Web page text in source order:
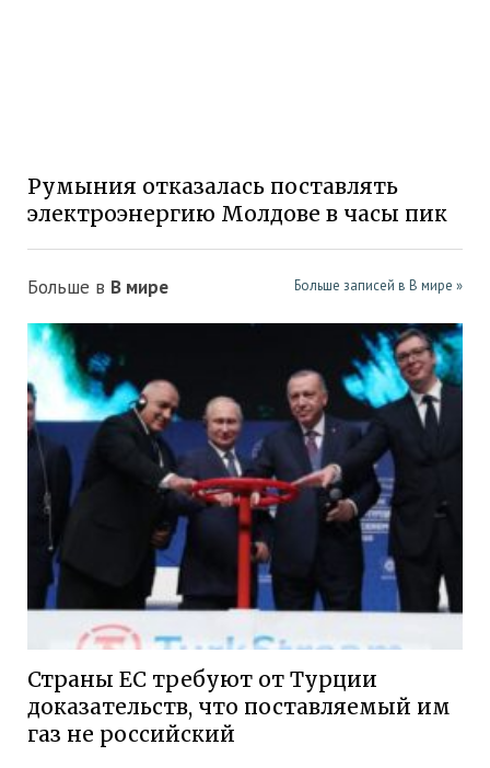
Румыния отказалась поставлять
электроэнергию Молдове в часы пик
Больше в В мире Больше записей в В мире »
Страны ЕС требуют от Турции
доказательств, что поставляемый им
газ не российский